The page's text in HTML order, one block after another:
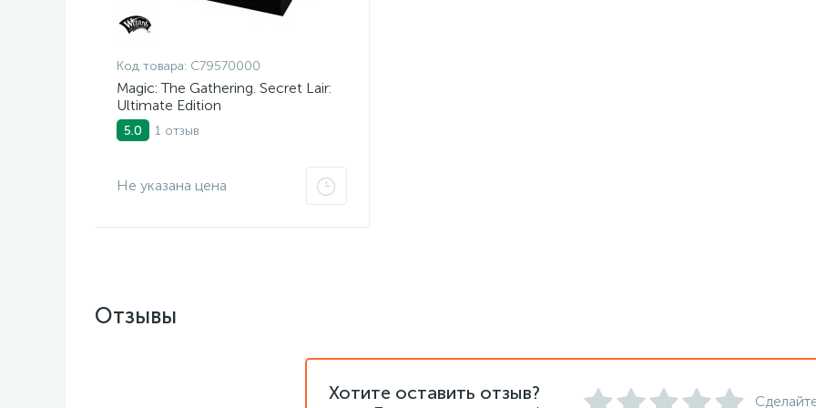
Код товара: C79570000
Magic: The Gathering. Secret Lair:
Ultimate Edition
5.0 1 отзыв
Не указана цена
Отзывы
Хотите оставить отзыв?